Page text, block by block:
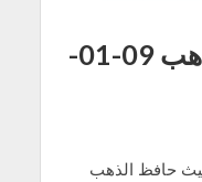
التحليل اليومي لــ الذهب 09-01-
سعر الذهب 09-01-2023 حيث حافظ الذهب